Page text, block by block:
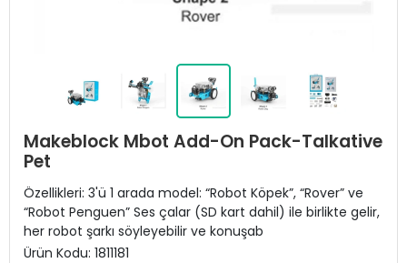
Makeblock Mbot Add-On Pack-Talkative
Pet
Özellikleri: 3'ü 1 arada model: “Robot Köpek”, “Rover” ve
“Robot Penguen” Ses çalar (SD kart dahil) ile birlikte gelir,
her robot şarkı söyleyebilir ve konuşab
Ürün Kodu: 1811181